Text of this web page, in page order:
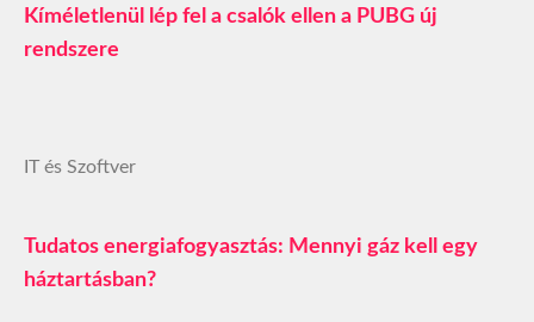
Kíméletlenül lép fel a csalók ellen a PUBG új
rendszere
IT és Szoftver
Tudatos energiafogyasztás: Mennyi gáz kell egy
háztartásban?